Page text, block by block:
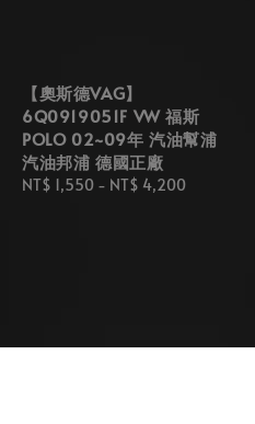
【奧斯德VAG】
6Q0919051F VW 福斯
POLO 02~09年 汽油幫浦
汽油邦浦 德國正廠
Regular
NT$ 1,550 - NT$ 4,200